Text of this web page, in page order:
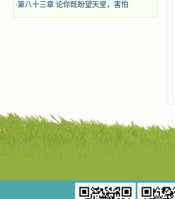
·第八十三章 论你既盼望天堂，害怕